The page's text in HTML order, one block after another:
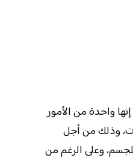
واحدة من الأمور
وذلك من أجل
وعلى الرغم من